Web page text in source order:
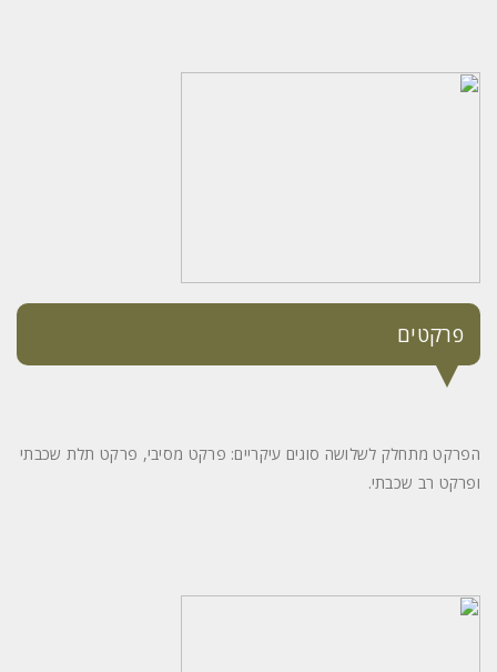
פרקטים
הפרקט מתחלק לשלושה סוגים עיקריים: פרקט מסיבי, פרקט תלת שכבתי
ופרקט רב שכבתי.